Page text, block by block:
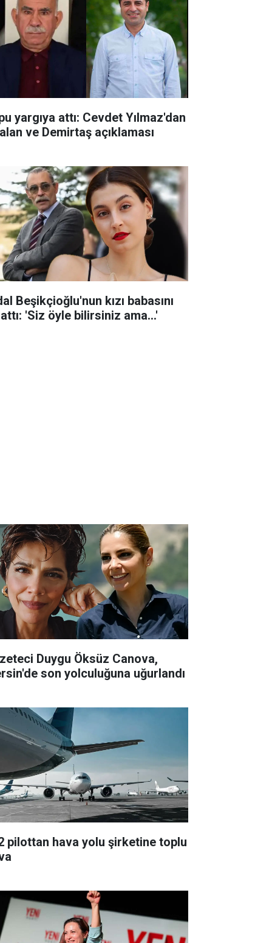
yargıya attı: Cevdet Yılmaz'dan
ve Demirtaş açıklaması
Beşikçioğlu'nun kızı babasını
'Siz öyle bilirsiniz ama...'
Duygu Öksüz Canova,
son yolculuğuna uğurlandı
pilottan hava yolu şirketine toplu